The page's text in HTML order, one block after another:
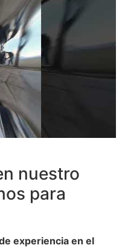
nuestro
para
experiencia en el